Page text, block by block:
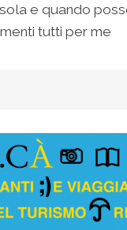
e quando
tutti per me